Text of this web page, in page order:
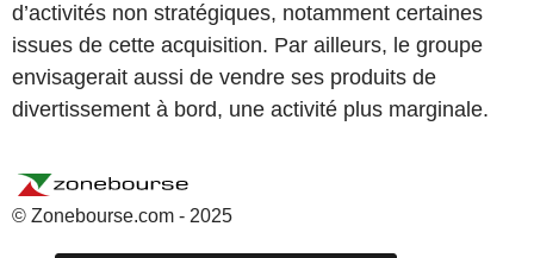
d’activités non stratégiques, notamment certaines
issues de cette acquisition. Par ailleurs, le groupe
envisagerait aussi de vendre ses produits de
divertissement à bord, une activité plus marginale.
© Zonebourse.com - 2025